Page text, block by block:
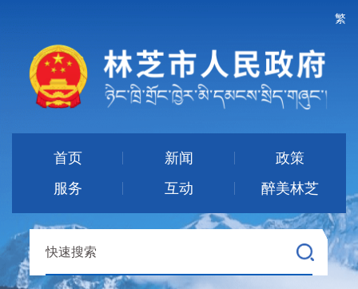
繁
首页 新闻
政策
服务
互动 醉美林芝